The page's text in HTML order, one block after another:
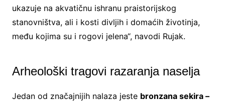
ukazuje na akvatičnu ishranu praistorijskog
stanovništva, ali i kosti divljih i domaćih životinja,
među kojima su i rogovi jelena“, navodi Rujak.
Arheološki tragovi razaranja naselja
Jedan od značajnijih nalaza jeste bronzana sekira –